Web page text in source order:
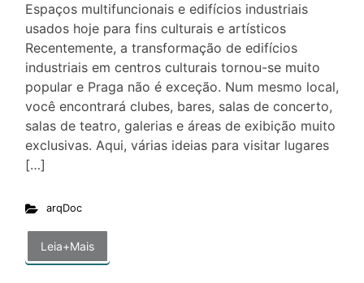
Espaços multifuncionais e edifícios industriais
usados hoje para fins culturais e artísticos
Recentemente, a transformação de edifícios
industriais em centros culturais tornou-se muito
popular e Praga não é exceção. Num mesmo local,
você encontrará clubes, bares, salas de concerto,
salas de teatro, galerias e áreas de exibição muito
exclusivas. Aqui, várias ideias para visitar lugares
[…]
arqDoc
Leia+Mais